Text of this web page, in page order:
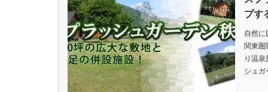
プす
自然に
関東圏
り温
シュガ